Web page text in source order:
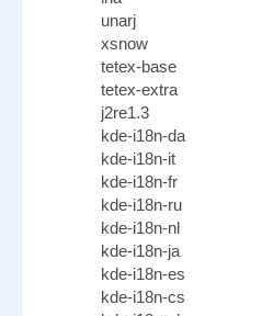
unarj
xsnow
tetex-base
tetex-extra
j2re1.3
kde-i18n-da
kde-i18n-it
kde-i18n-fr
kde-i18n-ru
kde-i18n-nl
kde-i18n-ja
kde-i18n-es
kde-i18n-cs